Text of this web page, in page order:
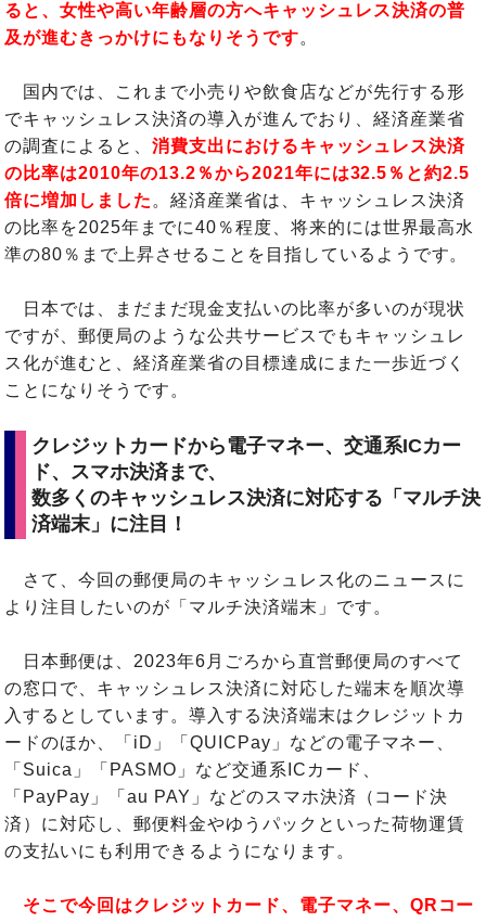
ると、女性や高い年齢層の方へキャッシュレス決済の普
及が進むきっかけにもなりそうです。
国内では、これまで小売りや飲食店などが先行する形
でキャッシュレス決済の導入が進んでおり、経済産業省
の調査によると、消費支出におけるキャッシュレス決済
の比率は2010年の13.2％から2021年には32.5％と約2.5
倍に増加しました 。経済産業省は、キャッシュレス決済
の比率を2025年までに40％程度、将来的には世界最高水
準の80％まで上昇させることを目指しているようです。
日本では、まだまだ現金支払いの比率が多いのが現状
ですが、郵便局のような公共サービスでもキャッシュレ
ス化が進むと、経済産業省の目標達成にまた一歩近づく
ことになりそうです。
クレジットカードから電子マネー、交通系ICカー
ド、スマホ決済まで、
数多くのキャッシュレス決済に対応する「マルチ決
済端末」に注目！
さて、今回の郵便局のキャッシュレス化のニュースに
より注目したいのが「マルチ決済端末」です。
日本郵便は、2023年6月ごろから直営郵便局のすべて
の窓口で、キャッシュレス決済に対応した端末を順次導
入するとしています。導入する決済端末はクレジットカ
ードのほか、「iD」「QUICPay」などの電子マネー、
「Suica」「PASMO」など交通系ICカード、
「PayPay」「au PAY」などのスマホ決済（コード決
済）に対応し、郵便料金やゆうパックといった荷物運賃
の支払いにも利用できるようになります。
そこで今回はクレジットカード、電子マネー、QRコー